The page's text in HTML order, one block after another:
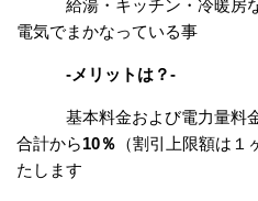
給湯・キッチン・冷暖房な
電気でまかなっている事
-メリットは？-
基本料金および電力量料金
合計から10％ （割引上限額は
たします